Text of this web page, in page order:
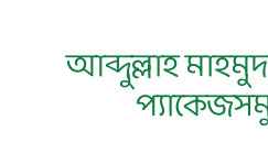
আব্দুল্লাহ